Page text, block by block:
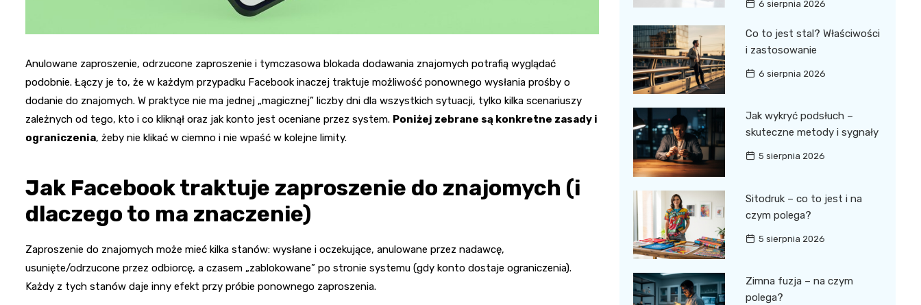
Anulowane zaproszenie, odrzucone zaproszenie i tymczasowa blokada dodawania znajomych potrafią wyglądać
podobnie. Łączy je to, że w każdym przypadku Facebook inaczej traktuje możliwość ponownego wysłania prośby o
dodanie do znajomych. W praktyce nie ma jednej „magicznej” liczby dni dla wszystkich sytuacji, tylko kilka scenariuszy
zależnych od tego, kto i co kliknął oraz jak konto jest oceniane przez system. Poniżej zebrane są konkretne zasady i
ograniczenia, żeby nie klikać w ciemno i nie wpaść w kolejne limity.
Jak Facebook traktuje zaproszenie do znajomych (i
dlaczego to ma znaczenie)
Zaproszenie do znajomych może mieć kilka stanów: wysłane i oczekujące, anulowane przez nadawcę,
usunięte/odrzucone przez odbiorcę, a czasem „zablokowane” po stronie systemu (gdy konto dostaje ograniczenia).
Każdy z tych stanów daje inny efekt przy próbie ponownego zaproszenia.
6 sierpnia 2026
Co to jest stal? Właściwości
i zastosowanie
6 sierpnia 2026
Jak wykryć podsłuch –
skuteczne metody i sygnały
5 sierpnia 2026
Sitodruk – co to jest i na
czym polega?
5 sierpnia 2026
Zimna fuzja – na czym
polega?